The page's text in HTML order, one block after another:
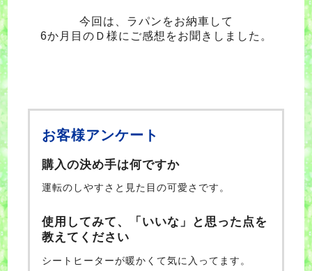
今回は、ラパンをお納車して
6か月目のＤ 様にご感想をお聞きしました。
お客様アンケート
購入の決め手は何ですか
運転のしやすさと見た目の可愛さです。
使用してみて、「いいな」と思った点を
教えてください
シートヒーターが暖かくて気に入ってます。